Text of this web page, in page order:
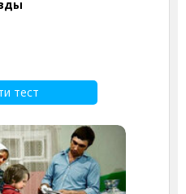
тест